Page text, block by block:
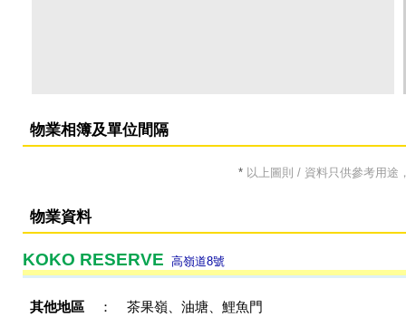
物業相簿及單位間隔
*以上圖則 / 資料只供參考用途
物業資料
KOKO RESERVE 高嶺道8號
其他地區 ： 茶果嶺、油塘、鯉魚門